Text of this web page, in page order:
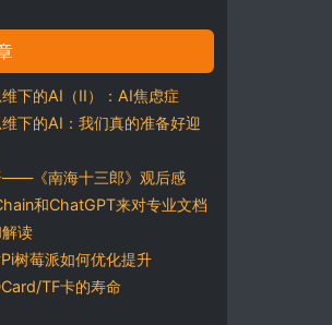
下的AI（II）：AI焦虑症
下的AI：我们真的准备好迎
——《南海十三郎》观后感
和ChatGPT来对专业文档
读
树莓派如何优化提升
TF卡的寿命